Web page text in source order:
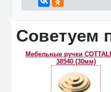
Советуем
Мебельные ручки
38540 (30мм)